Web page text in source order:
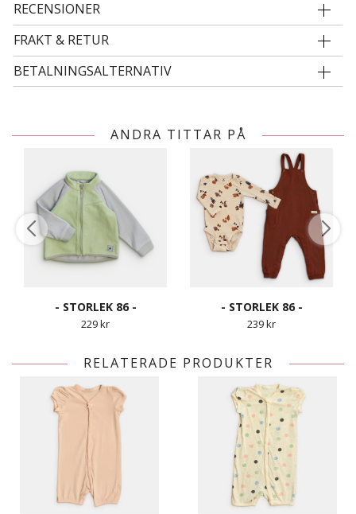
RECENSIONER
FRAKT & RETUR
BETALNINGSALTERNATIV
ANDRA TITTAR PÅ
- STORLEK 86 -
229 kr
- STORLEK 86 -
239 kr
RELATERADE PRODUKTER